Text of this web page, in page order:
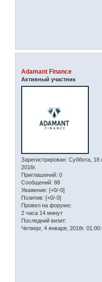
Adamant Finance
Активный участник
Зарегистрирован: Суббота, 18
2016г.
Приглашений: 0
Сообщений: 88
Уважение: [+0/-0]
Позитив: [+0/-0]
Провел на форуме:
2 часа 14 минут
Последний визит:
Четверг, 4 января, 2018г.